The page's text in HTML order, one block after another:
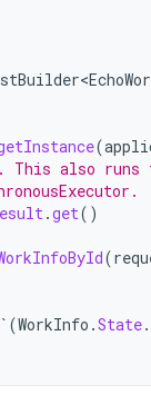
(
also runs
.get()
(
(WorkInfo .State.